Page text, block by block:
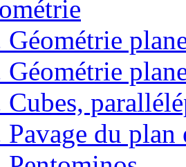
Géométrie
Géométrie
Cubes,
Pavage du plan